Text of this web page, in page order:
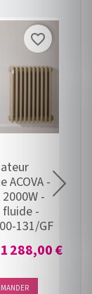
ACOVA -
2000W -
-
131/GF
Prix
1 288,00 €
favorite_border